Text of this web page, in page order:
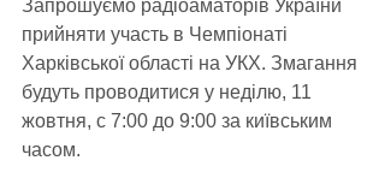
Запрошуємо радіоаматорів України
прийняти участь в Чемпіонаті
Харківської області на УКХ. Змагання
будуть проводитися у неділю, 11
жовтня, с 7:00 до 9:00 за київським
часом.